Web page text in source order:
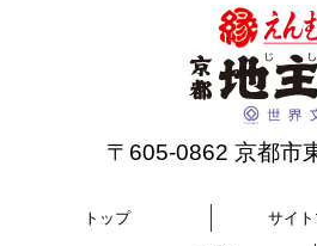
〒605-0862 京都市
トップ サイ